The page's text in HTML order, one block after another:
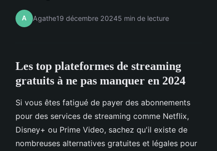
A Agathe19 décembre 20245 min de lecture
Les top plateformes de streaming
gratuits à ne pas manquer en 2024
Si vous êtes fatigué de payer des abonnements
pour des services de streaming comme Netflix,
Disney+ ou Prime Video, sachez qu'il existe de
nombreuses alternatives gratuites et légales pour